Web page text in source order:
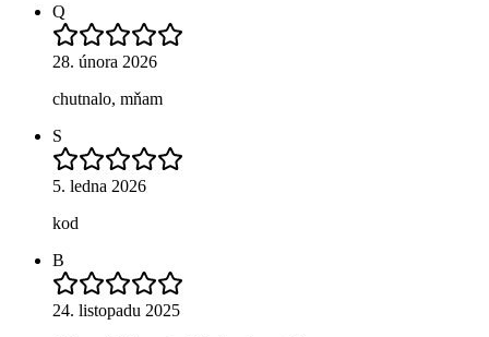
Q
28. února 2026
chutnalo, mňam
S
5. ledna 2026
kod
B
24. listopadu 2025